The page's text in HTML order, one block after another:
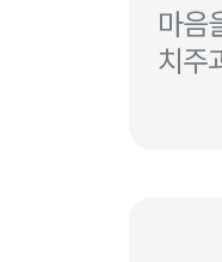
마음
치주